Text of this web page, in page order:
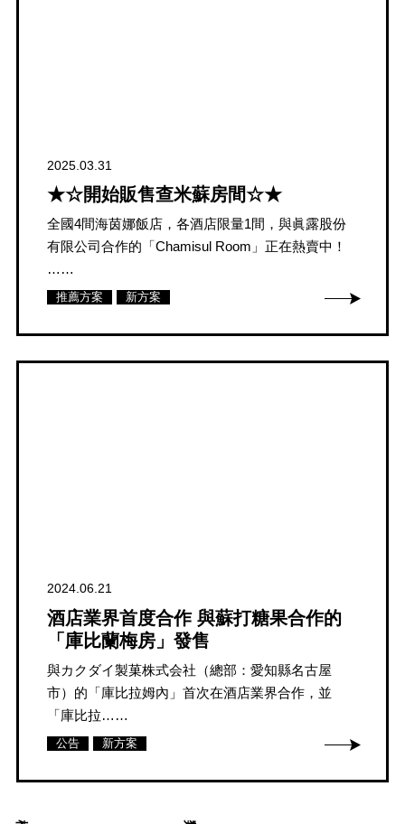
2025.03.31
★☆開始販售查米蘇房間☆★
全國4間海茵娜飯店，各酒店限量1間，與眞露股份
有限公司合作的「Chamisul Room」正在熱賣中！
……
推薦方案 新方案
2024.06.21
酒店業界首度合作 與蘇打糖果合作的
「庫比蘭梅房」發售
與カクダイ製菓株式会社（總部：愛知縣名古屋
市）的「庫比拉姆內」首次在酒店業界合作，並
「庫比拉……
公告 新方案